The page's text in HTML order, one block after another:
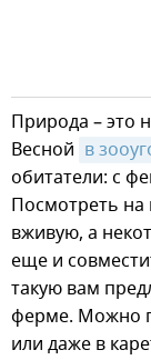
Природа – это
Весной в
обитатели: с
Посмотреть
вживую, а
еще и
такую вам
ферме. Можно
или даже в